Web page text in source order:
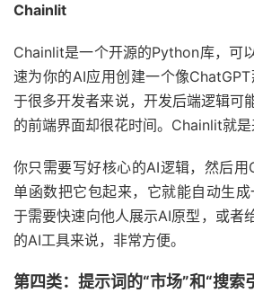
Chainlit
Chainlit是一个开源的Python库，可
速为你的AI应用创建一个像
于很多开发者来说，开发后端逻辑可
的前端界面却很花时间。Chainlit就是
你只需要写好核心的AI逻辑，然后
单函数把它包起来，它就能自动生
于需要快速向他人展示AI原型，或者
的AI工具来说，非常方便。
第四类：提示词的“市场”和“搜索